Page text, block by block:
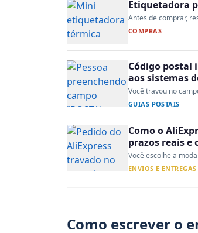
Etiquetadora
Antes de comprar,
COMPRAS
Código postal
aos sistemas
Você travou no
GUIAS POSTAIS
Como o
prazos reais e
Você escolhe a
ENVIOS E ENTREGAS
Como escrever o